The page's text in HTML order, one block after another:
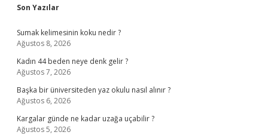
Sidebar
Son Yazılar
Sumak kelimesinin koku nedir ?
Ağustos 8, 2026
Kadın 44 beden neye denk gelir ?
Ağustos 7, 2026
Başka bir üniversiteden yaz okulu nasıl alınır ?
Ağustos 6, 2026
Kargalar günde ne kadar uzağa uçabilir ?
Ağustos 5, 2026